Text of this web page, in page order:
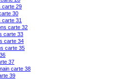
carte 29
30
carte 31
carte 32
carte 33
carte 34
carte 35
37
carte 38
39